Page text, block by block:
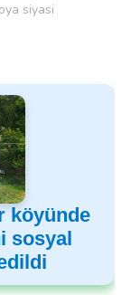
siyasi
köyünde
sosyal